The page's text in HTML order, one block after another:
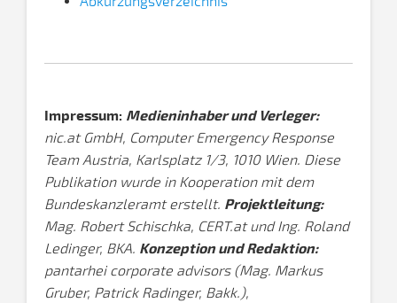
Impressum: Medieninhaber und Verleger:
nic.at GmbH, Computer Emergency Response
Team Austria, Karlsplatz 1/3, 1010 Wien. Diese
Publikation wurde in Kooperation mit dem
Bundeskanzleramt erstellt. Projektleitung:
Mag. Robert Schischka, CERT.at und Ing. Roland
Ledinger, BKA. Konzeption und Redaktion:
pantarhei corporate advisors (Mag. Markus
Gruber, Patrick Radinger, Bakk.),